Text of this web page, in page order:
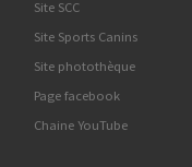
Site SCC
Site Sports Canins
Site photothèque
Page facebook
Chaine YouTube